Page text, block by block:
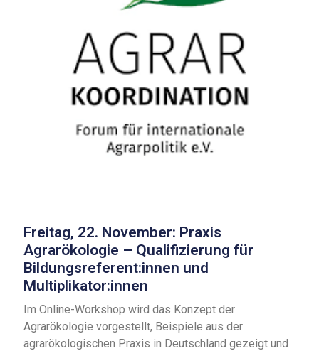
Freitag, 22. November: Praxis
Agrarökologie – Qualifizierung für
Bildungsreferent:innen und
Multiplikator:innen
Im Online-Workshop wird das Konzept der
Agrarökologie vorgestellt, Beispiele aus der
agrarökologischen Praxis in Deutschland gezeigt und